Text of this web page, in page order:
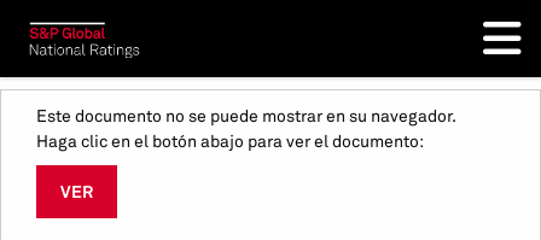
Este documento no se puede mostrar en su navegador.
Haga clic en el botón abajo para ver el documento:
VER